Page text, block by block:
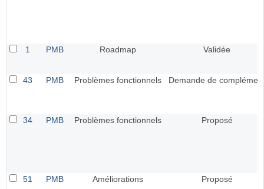
1 PMB Roadmap Validée
43 PMB Problèmes fonctionnels Demande de
34 PMB Problèmes fonctionnels Proposé
51 PMB Améliorations Proposé